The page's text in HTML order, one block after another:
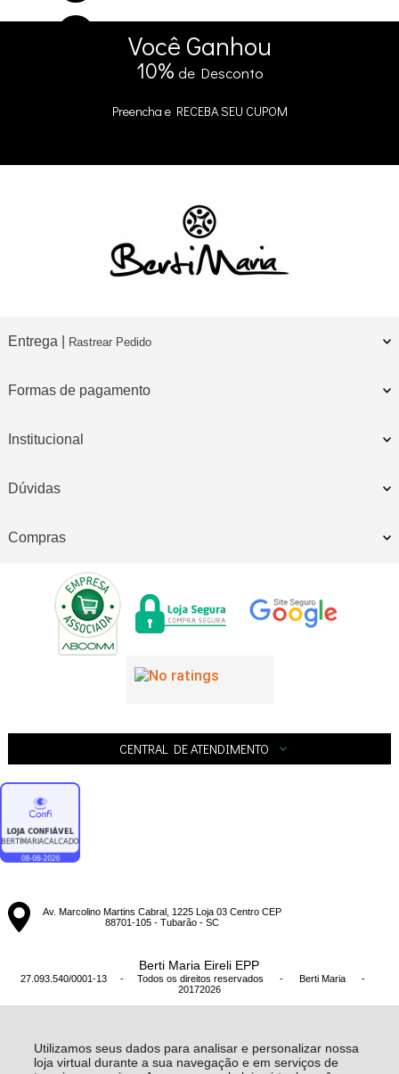
Utilizamos seus dados para analisar e personalizar nossa
loja virtual durante a sua navegação e em serviços de
5% DE DESCONTO no Pix e Boleto
Você Ganhou
10% de Desconto
Preencha e RECEBA SEU CUPOM
Entrega | Rastrear Pedido
Formas de pagamento
Institucional
Dúvidas
Compras
CENTRAL DE ATENDIMENTO
Av. Marcolino Martins Cabral, 1225 Loja 03 Centro CEP
88701-105 - Tubarão - SC
Berti Maria Eireli EPP
27.093.540/0001-13 - Todos os direitos reservados - Berti Maria
-
20172026